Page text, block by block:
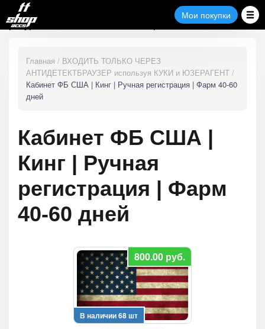
Полезные
ресурсы
Мои
покупки
Мои покупки
Главная
ВХОДИТЬ ТОЛЬКО ЧЕРЕЗ
АНТИДЕТЕКТБРАУЗЕР используя КУКИ и ЮЗЕРАГЕНТ
Кабинет ФБ США | Кинг | Ручная регистрация | Фарм 40-60
дней
Кабинет ФБ США |
Кинг | Ручная
регистрация | Фарм
40-60 дней
800.00 руб.
В наличии 68 шт